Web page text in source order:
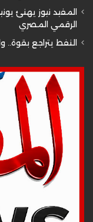
المفيد نيوز يهنئ
الرقمي المصري
النفط يتراجع بقوة..